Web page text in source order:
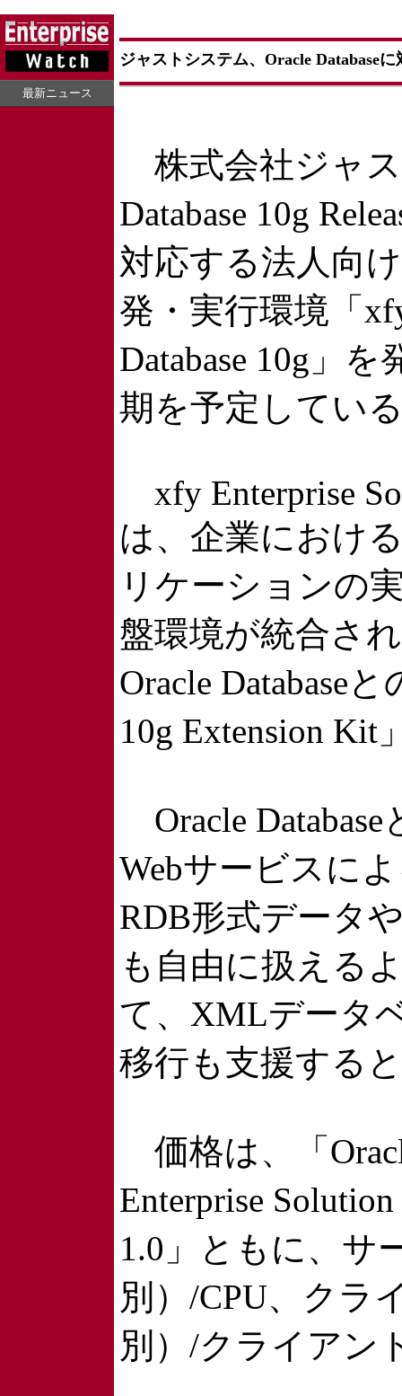
最新ニュース
ジャストシステム、Oracle Database
株式会社ジャス
Database 10g
対応する法人向
発・実行環境「
Database 10g」
期を予定してい
xfy Enterprise
は、企業におけ
リケーションの
盤環境が統合さ
Oracle Database
10g Extension
Oracle
Webサービスに
RDB形式データ
も自由に扱える
て、XMLデータ
移行も支援する
価格は、「
Enterprise
1.0」ともに、サ
別）/CPU、クラ
別）/クライアン